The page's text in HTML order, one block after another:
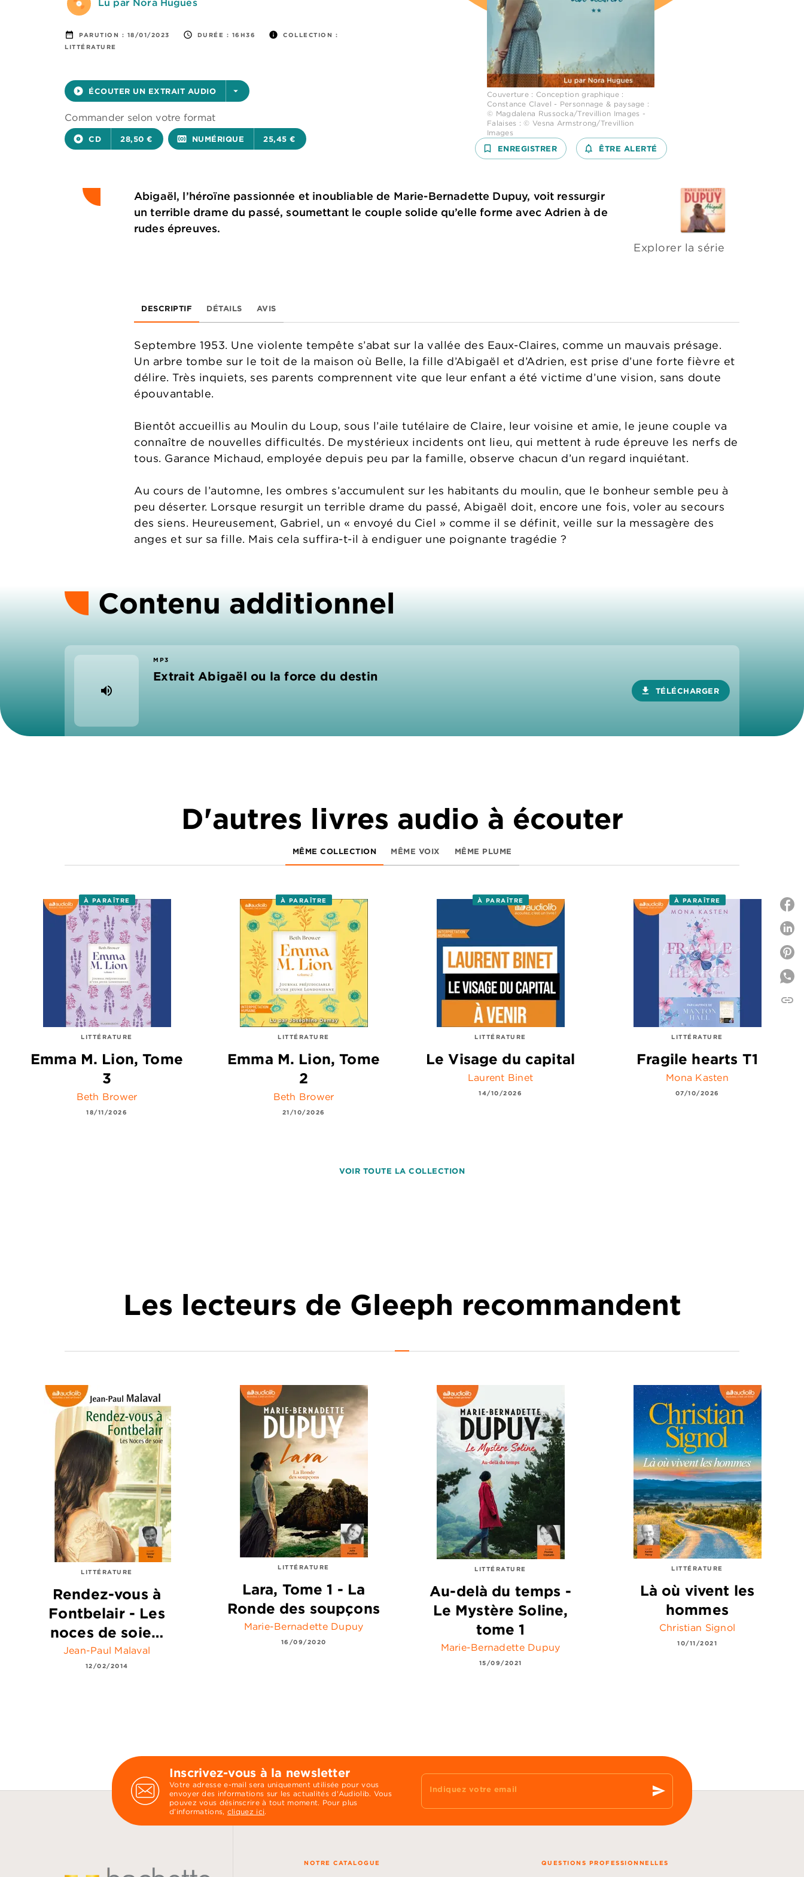
Lu par Nora Hugues
date_range PARUTION : 18/01/2023 access_time DURÉE : 16H36 info
COLLECTION :
LITTÉRATURE
play_circle_filled ÉCOUTER UN EXTRAIT AUDIO arrow_drop_down
Commander selon votre format
album CD 28,50 € surround_sound NUMÉRIQUE 25,45 €
Couverture : Conception graphique :
Constance Clavel - Personnage & paysage :
© Magdalena Russocka/Trevillion Images -
Falaises : © Vesna Armstrong/Trevillion
Images
bookmark_border ENREGISTRER notifications_none_outlined
ÊTRE ALERTÉ
Abigaël, l’héroïne passionnée et inoubliable de Marie-Bernadette Dupuy, voit ressurgir
un terrible drame du passé, soumettant le couple solide qu’elle forme avec Adrien à de
rudes épreuves.
Explorer la série
DESCRIPTIF DÉTAILS AVIS
Septembre 1953. Une violente tempête s’abat sur la vallée des Eaux-Claires, comme un mauvais présage.
Un arbre tombe sur le toit de la maison où Belle, la fille d’Abigaël et d’Adrien, est prise d’une forte fièvre et
délire. Très inquiets, ses parents comprennent vite que leur enfant a été victime d’une vision, sans doute
épouvantable.
Bientôt accueillis au Moulin du Loup, sous l’aile tutélaire de Claire, leur voisine et amie, le jeune couple va
connaître de nouvelles difficultés. De mystérieux incidents ont lieu, qui mettent à rude épreuve les nerfs de
tous. Garance Michaud, employée depuis peu par la famille, observe chacun d’un regard inquiétant.
Au cours de l’automne, les ombres s’accumulent sur les habitants du moulin, que le bonheur semble peu à
peu déserter. Lorsque resurgit un terrible drame du passé, Abigaël doit, encore une fois, voler au secours
des siens. Heureusement, Gabriel, un « envoyé du Ciel » comme il se définit, veille sur la messagère des
anges et sur sa fille. Mais cela suffira-t-il à endiguer une poignante tragédie ?
Contenu additionnel
volume_up
MP3
Extrait Abigaël ou la force du destin
download TÉLÉCHARGER
D'autres livres audio à écouter
MÊME COLLECTION MÊME VOIX MÊME PLUME
À PARAÎTRE
LITTÉRATURE
Emma M. Lion, Tome
3
Beth Brower
18/11/2026
À PARAÎTRE
LITTÉRATURE
Emma M. Lion, Tome
2
Beth Brower
21/10/2026
À PARAÎTRE
LITTÉRATURE
Le Visage du capital
Laurent Binet
14/10/2026
À PARAÎTRE
LITTÉRATURE
Fragile hearts T1
Mona Kasten
07/10/2026
VOIR TOUTE LA COLLECTION
Les lecteurs de Gleeph recommandent
LITTÉRATURE
Rendez-vous à
Fontbelair - Les
noces de soie…
Jean-Paul Malaval
12/02/2014
LITTÉRATURE
Lara, Tome 1 - La
Ronde des soupçons
Marie-Bernadette Dupuy
16/09/2020
LITTÉRATURE
Au-delà du temps -
Le Mystère Soline,
tome 1
Marie-Bernadette Dupuy
15/09/2021
LITTÉRATURE
Là où vivent les
hommes
Christian Signol
10/11/2021
link
Inscrivez-vous à la newsletter
Votre adresse e-mail sera uniquement utilisée pour vous
envoyer des informations sur les actualités d'Audiolib. Vous
pouvez vous désinscrire à tout moment. Pour plus
d’informations, cliquez ici.
Indiquez votre email send
NOTRE CATALOGUE QUESTIONS PROFESSIONNELLES